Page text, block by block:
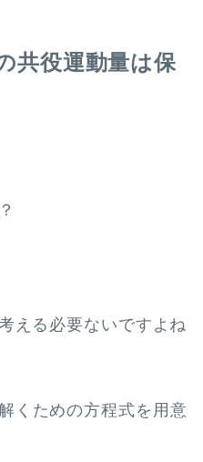
共役運動量は保
える必要ないですよね
くための方程式を用意